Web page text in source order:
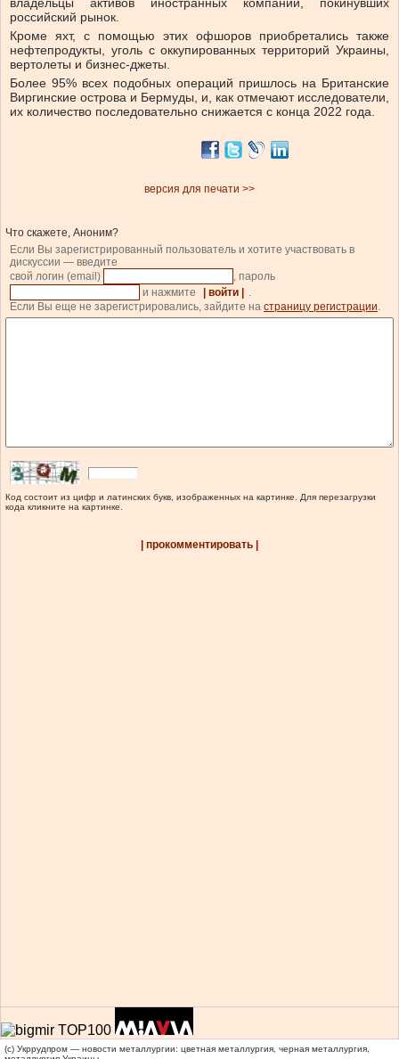
владельцы активов иностранных компаний, покинувших
российский рынок.
Кроме яхт, с помощью этих офшоров приобретались также
нефтепродукты, уголь с оккупированных территорий Украины,
вертолеты и бизнес-джеты.
Более 95% всех подобных операций пришлось на Британские
Виргинские острова и Бермуды, и, как отмечают исследователи,
их количество последовательно снижается с конца 2022 года.
версия для печати >>
Что скажете, Аноним?
Если Вы зарегистрированный пользователь и хотите участвовать в
дискуссии — введите
свой логин (email)
, пароль
и нажмите
| войти |
.
Если Вы еще не зарегистрировались, зайдите на страницу регистрации.
Код состоит из цифр и латинских букв, изображенных на картинке. Для перезагрузки
кода кликните на картинке.
| прокомментировать |
(c) Укррудпром — новости металлургии: цветная металлургия, черная металлургия,